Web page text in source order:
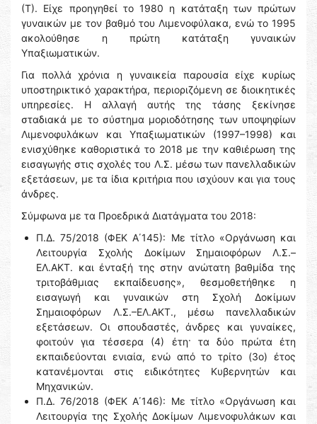
(Τ). Είχε προηγηθεί το 1980 η κατάταξη των πρώτων
γυναικών με τον βαθμό του Λιμενοφύλακα, ενώ το 1995
ακολούθησε η πρώτη κατάταξη γυναικών
Υπαξιωματικών.
Για πολλά χρόνια η γυναικεία παρουσία είχε κυρίως
υποστηρικτικό χαρακτήρα, περιοριζόμενη σε διοικητικές
υπηρεσίες. Η αλλαγή αυτής της τάσης ξεκίνησε
σταδιακά με το σύστημα μοριοδότησης των υποψηφίων
Λιμενοφυλάκων και Υπαξιωματικών (1997–1998) και
ενισχύθηκε καθοριστικά το 2018 με την καθιέρωση της
εισαγωγής στις σχολές του Λ.Σ. μέσω των πανελλαδικών
εξετάσεων, με τα ίδια κριτήρια που ισχύουν και για τους
άνδρες.
Σύμφωνα με τα Προεδρικά Διατάγματα του 2018:
Π.Δ. 75/2018 (ΦΕΚ Α΄145): Με τίτλο «Οργάνωση και
Λειτουργία Σχολής Δοκίμων Σημαιοφόρων Λ.Σ.–
ΕΛ.ΑΚΤ. και ένταξή της στην ανώτατη βαθμίδα της
τριτοβάθμιας εκπαίδευσης», θεσμοθετήθηκε η
εισαγωγή και γυναικών στη Σχολή Δοκίμων
Σημαιοφόρων Λ.Σ.–ΕΛ.ΑΚΤ., μέσω πανελλαδικών
εξετάσεων. Οι σπουδαστές, άνδρες και γυναίκες,
φοιτούν για τέσσερα (4) έτη· τα δύο πρώτα έτη
εκπαιδεύονται ενιαία, ενώ από το τρίτο (3ο) έτος
κατανέμονται στις ειδικότητες Κυβερνητών και
Μηχανικών.
Π.Δ. 76/2018 (ΦΕΚ Α΄146): Με τίτλο «Οργάνωση και
Λειτουργία της Σχολής Δοκίμων Λιμενοφυλάκων και